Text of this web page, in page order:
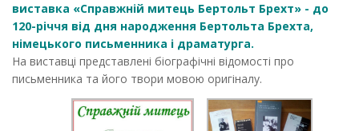
виставка «Справжній митець Бертольт Брехт» - до
120-річчя від дня народження Бертольта Брехта,
німецького письменника і драматурга.
На виставці представлені біографічні відомості про
письменника та його твори мовою оригіналу.